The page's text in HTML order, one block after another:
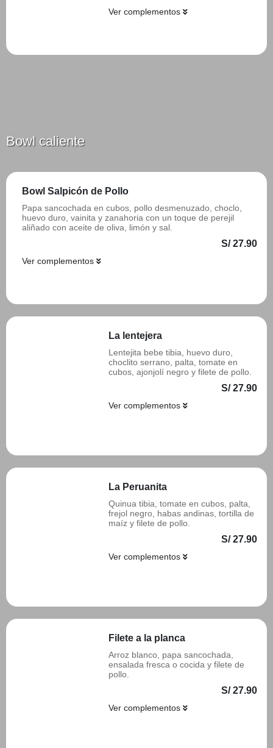
Ver complementos
Bowl caliente
Bowl Salpicón de Pollo
Papa sancochada en cubos, pollo desmenuzado, choclo,
huevo duro, vainita y zanahoria con un toque de perejil
aliñado con aceite de oliva, limón y sal.
S/ 27.90
Ver complementos
La lentejera
Lentejita bebe tibia, huevo duro,
choclito serrano, palta, tomate en
cubos, ajonjolí negro y filete de pollo.
S/ 27.90
Ver complementos
La Peruanita
Quinua tibia, tomate en cubos, palta,
frejol negro, habas andinas, tortilla de
maíz y filete de pollo.
S/ 27.90
Ver complementos
Filete a la planca
Arroz blanco, papa sancochada,
ensalada fresca o cocida y filete de
pollo.
S/ 27.90
Ver complementos